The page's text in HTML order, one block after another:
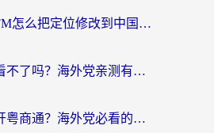
在缅甸用企鹅FM怎么把定位修改到中国国内？海外党解决地域限制的实用指南
咪咕视频国外看不了吗？海外党亲测有效的回国加速解决方案
韩国怎么打不开粤商通？海外党必看的回国加速器选择指南（附加拿大农行俄罗斯有缘网解决方案）